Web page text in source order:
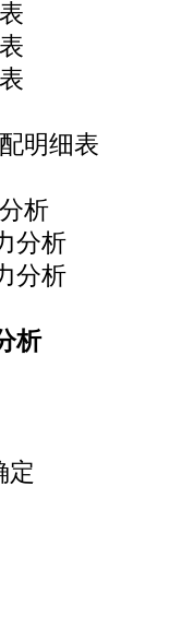
细表
析
析
析
析